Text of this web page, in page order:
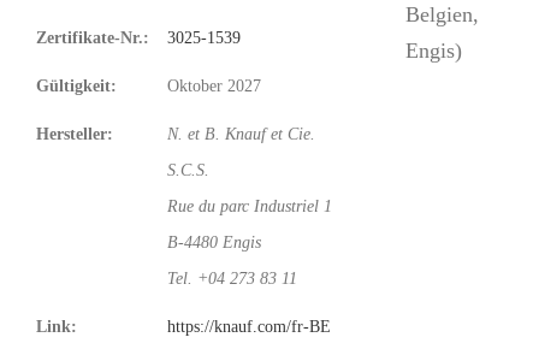
Zertifikate-Nr.: 3025-1539
Gültigkeit: Oktober 2027
Hersteller:
N. et B. Knauf et Cie.
S.C.S.
Rue du parc Industriel 1
B-4480 Engis
Tel. +04 273 83 11
Link: https://knauf.com/fr-BE